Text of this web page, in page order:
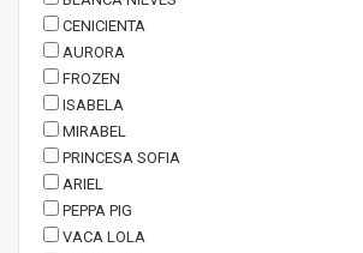
CENICIENTA
AURORA
FROZEN
ISABELA
MIRABEL
PRINCESA SOFIA
ARIEL
PEPPA PIG
VACA LOLA